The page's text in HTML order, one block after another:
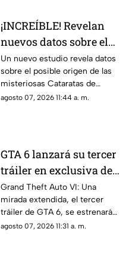
¡INCREÍBLE! Revelan
nuevos datos sobre el
posible origen de las
misteriosas Cataratas
de Sangre en la
Antártida
Un nuevo estudio revela datos
sobre el posible origen de las
misteriosas Cataratas de
Sangre en la Antártida. Aquí
agosto 07, 2026 11:44 a. m.
GTA 6 lanzará su tercer
tráiler en exclusiva de
6 horas en Netflix:
¿Cuándo será el estreno
del avance del Grand
Theft Auto VI?
Grand Theft Auto VI: Una
mirada extendida, el tercer
tráiler de GTA 6, se estrenará
en Netflix y aquí te
agosto 07, 2026 11:31 a. m.